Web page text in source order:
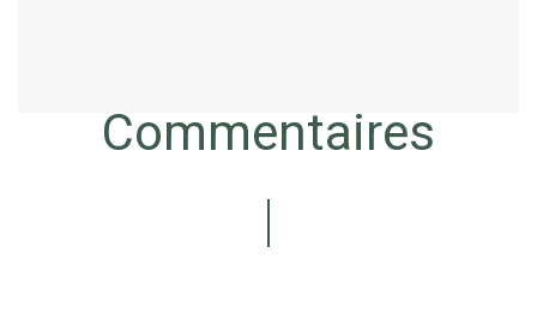
Commentaires